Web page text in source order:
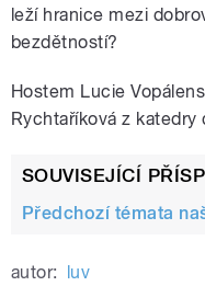
leží hranice mezi
bezdětností?
Hostem Lucie
Rychtaříková z katedry
SOUVISEJÍCÍ
Předchozí témata
autor: luv